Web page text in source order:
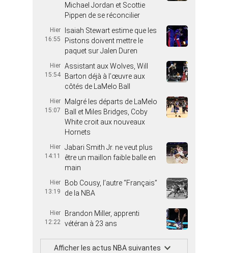
Michael Jordan et Scottie
Pippen de se réconcilier
Hier
16:55
Isaiah Stewart estime que les
Pistons doivent mettre le
paquet sur Jalen Duren
Hier
15:54
Assistant aux Wolves, Will
Barton déjà à l’œuvre aux
côtés de LaMelo Ball
Hier
15:07
Malgré les départs de LaMelo
Ball et Miles Bridges, Coby
White croit aux nouveaux
Hornets
Hier
14:11
Jabari Smith Jr. ne veut plus
être un maillon faible balle en
main
Hier
13:19
Bob Cousy, l’autre “Français”
de la NBA
Hier
12:22
Brandon Miller, apprenti
vétéran à 23 ans
Afficher les actus NBA suivantes